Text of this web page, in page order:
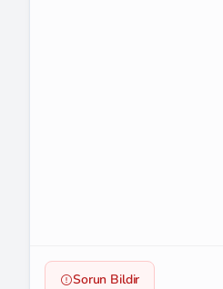
Sorun Bildir